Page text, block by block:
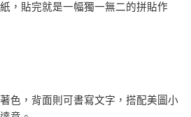
，貼完就是一幅獨一無二的拼貼作
色，背面則可書寫文字，搭配美圖小